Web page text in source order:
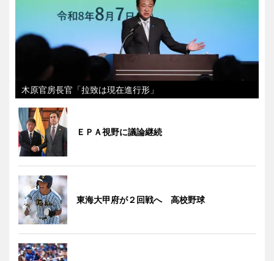
木原官房長官「拉致は現在進行形」
ＥＰＡ視野に議論継続
東海大甲府が２回戦へ 高校野球